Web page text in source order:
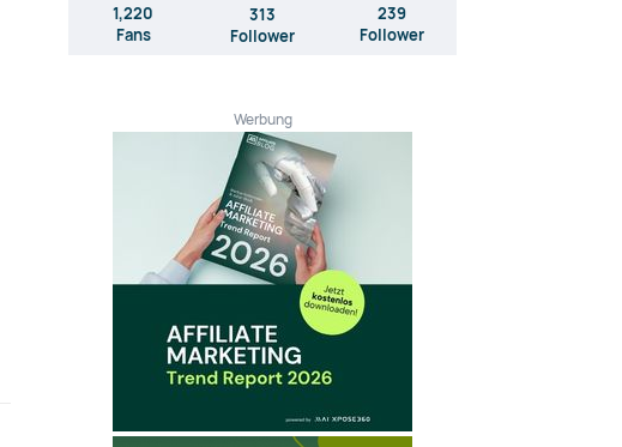
1,220
Fans
313
Follower
239
Follower
Werbung